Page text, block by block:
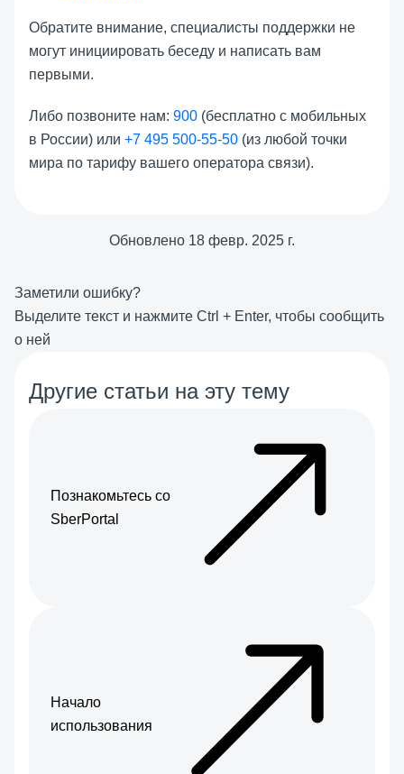
Обратите внимание, специалисты поддержки не
могут инициировать беседу и написать вам
первыми.
Либо позвоните нам: 900 (бесплатно с мобильных
в России) или +7 495 500-55-50 (из любой точки
мира по тарифу вашего оператора связи).
Обновлено 18 февр. 2025 г.
Заметили ошибку?
Выделите текст и нажмите Ctrl + Enter, чтобы сообщить
о ней
Другие статьи на эту тему
Познакомьтесь со
SberPortal
Начало
использования